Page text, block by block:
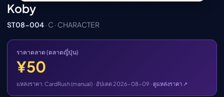
Koby
ST08-004· C · CHARACTER
ราคาตลาด (ตลาดญี่ปุ่น)
¥50
แหล่งราคา: CardRush (manual) · อัปเดต 2026-08-09 · ดูแหล่งราคา ↗